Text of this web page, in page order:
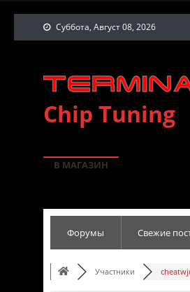
Суббота, Август 08, 2026
Chip Tuning
В МАГАЗИН
Форумы Свежие
Участники